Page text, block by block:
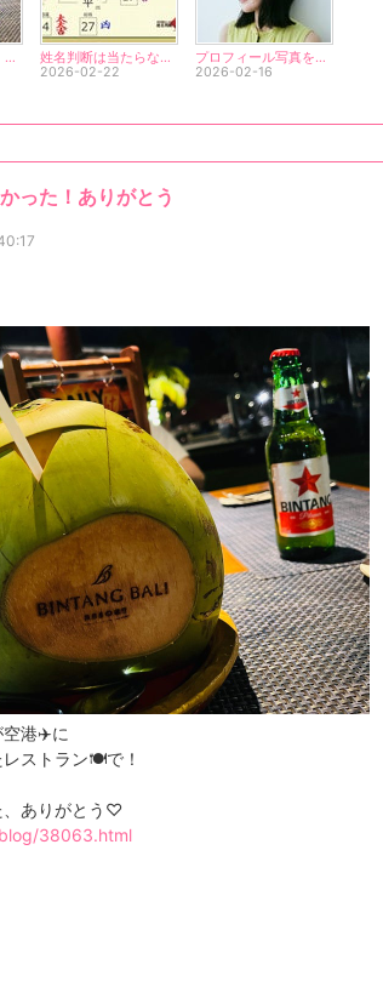
バリ、楽しかった！ありがとう
姓名判断は当たらない笑 気にしないでいい！
2026-02-22
プロフィール写真を昨日撮ってもらった。
2026-02-16
った！ありがとう
空港✈️に
ストラン🍽️で！
、ありがとう♡
38063.html